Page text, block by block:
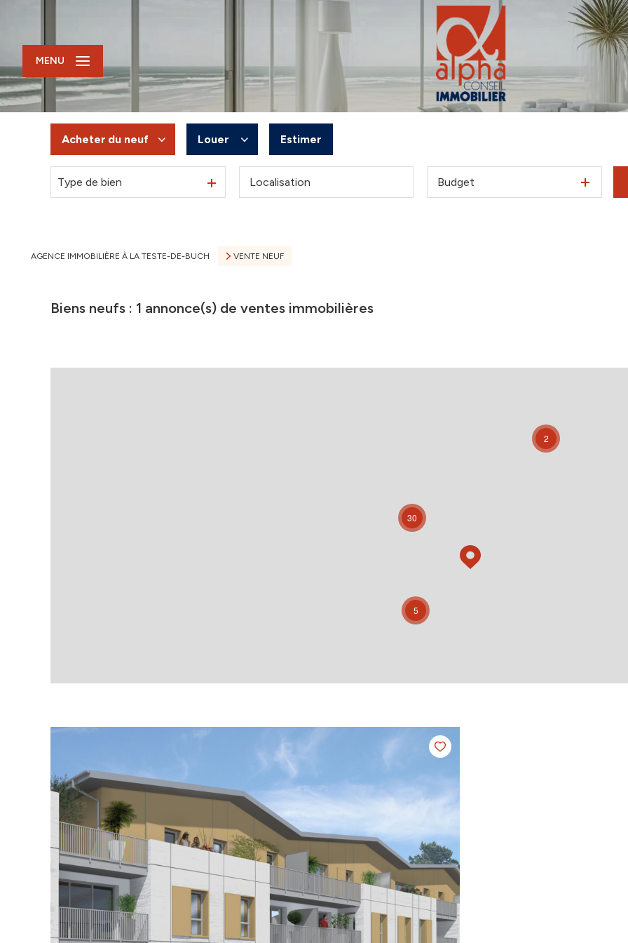
MENU
Acheter du neuf
De l'ancien
Louer
à l'année
Estimer
Type de bien Budget
AGENCE IMMOBILIÈRE À LA TESTE-DE-BUCH VENTE NEUF
Biens neufs : 1 annonce(s) de ventes immobilières
2
5
30